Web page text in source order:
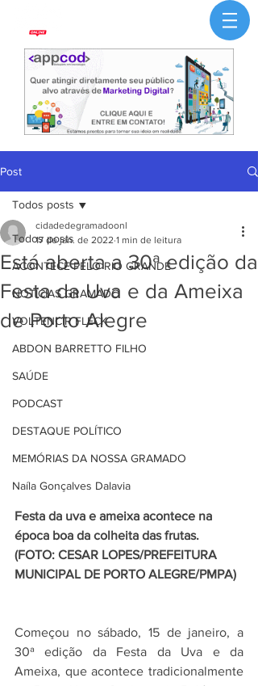
Post
Todos posts
ACONTECE PELO RIO GRANDE
NOTÍCIAS GRAMADO
VOLTENCIR FLECK
ABDON BARRETTO FILHO
SAÚDE
PODCAST
DESTAQUE POLÍTICO
MEMÓRIAS DA NOSSA GRAMADO
Naíla Gonçalves Dalavia
Todos posts
Está aberta a 30ª edição da
Festa da Uva e da Ameixa
de Porto Alegre
cidadedegramadoonl
17 de jan. de 2022 1 min de leitura
Festa da uva e ameixa acontece na
época boa da colheita das frutas.
(FOTO: CESAR LOPES/PREFEITURA
MUNICIPAL DE PORTO ALEGRE/PMPA)
Começou no sábado, 15 de janeiro, a
30ª edição da Festa da Uva e da
Ameixa, que acontece tradicionalmente